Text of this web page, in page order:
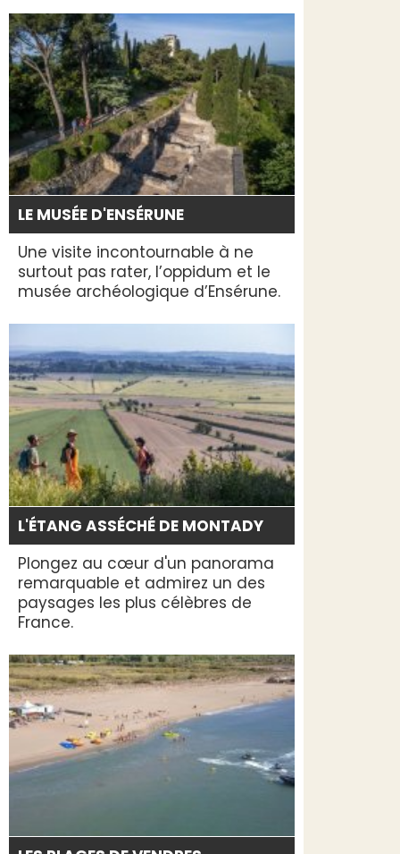
LE MUSÉE D'ENSÉRUNE
Une visite incontournable à ne
surtout pas rater, l’oppidum et le
musée archéologique d’Ensérune.
L'ÉTANG ASSÉCHÉ DE MONTADY
Plongez au cœur d'un panorama
remarquable et admirez un des
paysages les plus célèbres de
France.